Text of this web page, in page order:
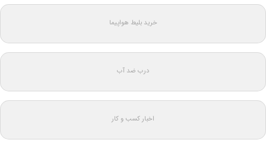
خرید بلیط هواپیما
درب ضد آب
اخبار کسب و کار